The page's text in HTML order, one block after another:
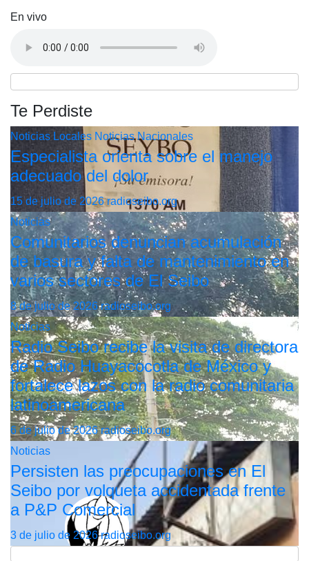
En vivo
Te Perdiste
Noticias Locales Noticias Nacionales
Especialista orienta sobre el manejo
adecuado del dolor
15 de julio de 2026radioseibo.org
Noticias
Comunitarios denuncian acumulación
de basura y falta de mantenimiento en
varios sectores de El Seibo
8 de julio de 2026radioseibo.org
Noticias
Radio Seibo recibe la visita de directora
de Radio Huayacocotla de México y
fortalece lazos con la radio comunitaria
latinoamericana
6 de julio de 2026radioseibo.org
Noticias
Persisten las preocupaciones en El
Seibo por volqueta accidentada frente
a P&P Comercial
3 de julio de 2026radioseibo.org